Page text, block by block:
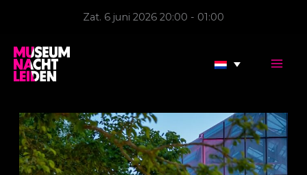
de
inhoud
Zat. 6 juni 2026 20:00 - 01:00